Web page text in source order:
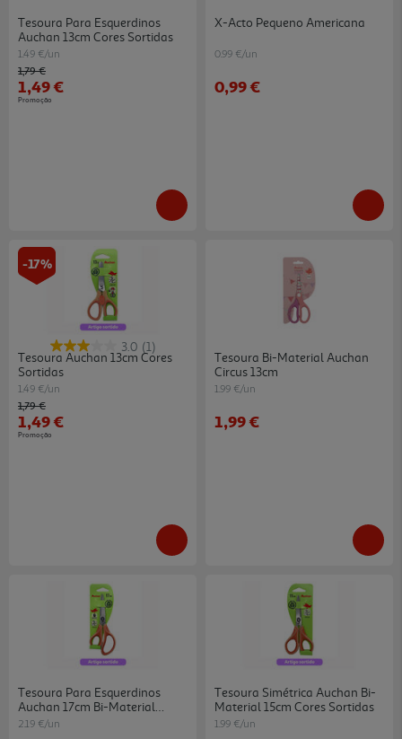
Tesoura Para Esquerdinos
Auchan 13cm Cores Sortidas
1.49 €/un
Price reduced from
1,79 €to
1,49 €
Promoção
X-Acto Pequeno Americana
0.99 €/un
0,99 €
-17%
3.0 (1)
Tesoura Auchan 13cm Cores
Sortidas
1.49 €/un
Price reduced from
1,79 €to
1,49 €
Promoção
Tesoura Bi-Material Auchan
Circus 13cm
1.99 €/un
1,99 €
Tesoura Para Esquerdinos
Auchan 17cm Bi-Material
Cores Sortidas
2.19 €/un
Tesoura Simétrica Auchan Bi-
Material 15cm Cores Sortidas
1.99 €/un